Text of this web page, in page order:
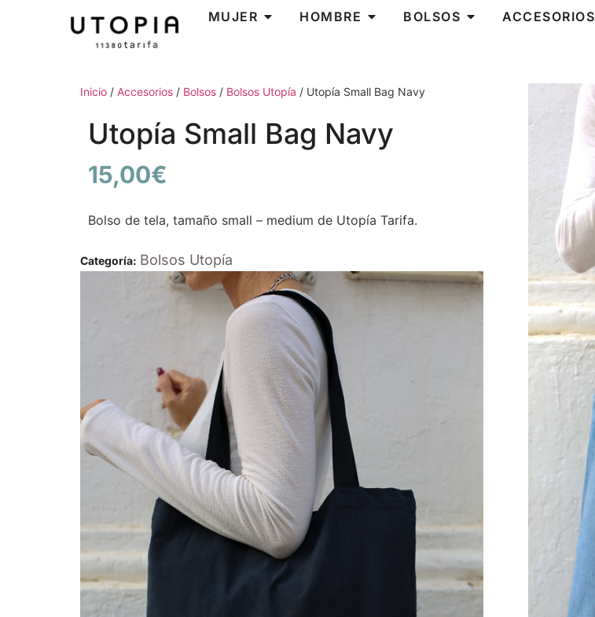
MUJER HOMBRE BOLSOS ACCESORIOS
Inicio / Accesorios / Bolsos / Bolsos Utopía / Utopía Small Bag Navy
Utopía Small Bag Navy
15,00€
Bolso de tela, tamaño small – medium de Utopía Tarifa.
Categoría: Bolsos Utopía